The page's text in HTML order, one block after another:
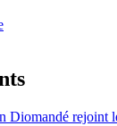
Diomandé rejoint